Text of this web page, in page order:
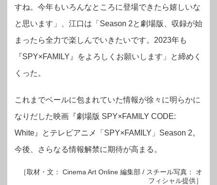
すね。今年もいろんなところに登場できたら嬉しいな
と思います」、江口は「Season 2と劇場版、収録が始
まったら全力で楽しんでいきたいです。2023年も
『SPY×FAMILY』をよろしくお願いします」と締めく
くった。
これまでベールに包まれていた情報が徐々に明らかに
なりだした映画『劇場版 SPY×FAMILY CODE:
White』とテレビアニメ「SPY×FAMILY」Season 2。
今後、さらなる情報解禁に期待が高まる。
［取材・文： Cinema Art Online 編集部 / スチール写真： オ
フィシャル提供］